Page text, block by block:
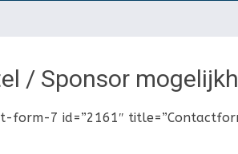
/ Sponsor
form-7 id=”2161″